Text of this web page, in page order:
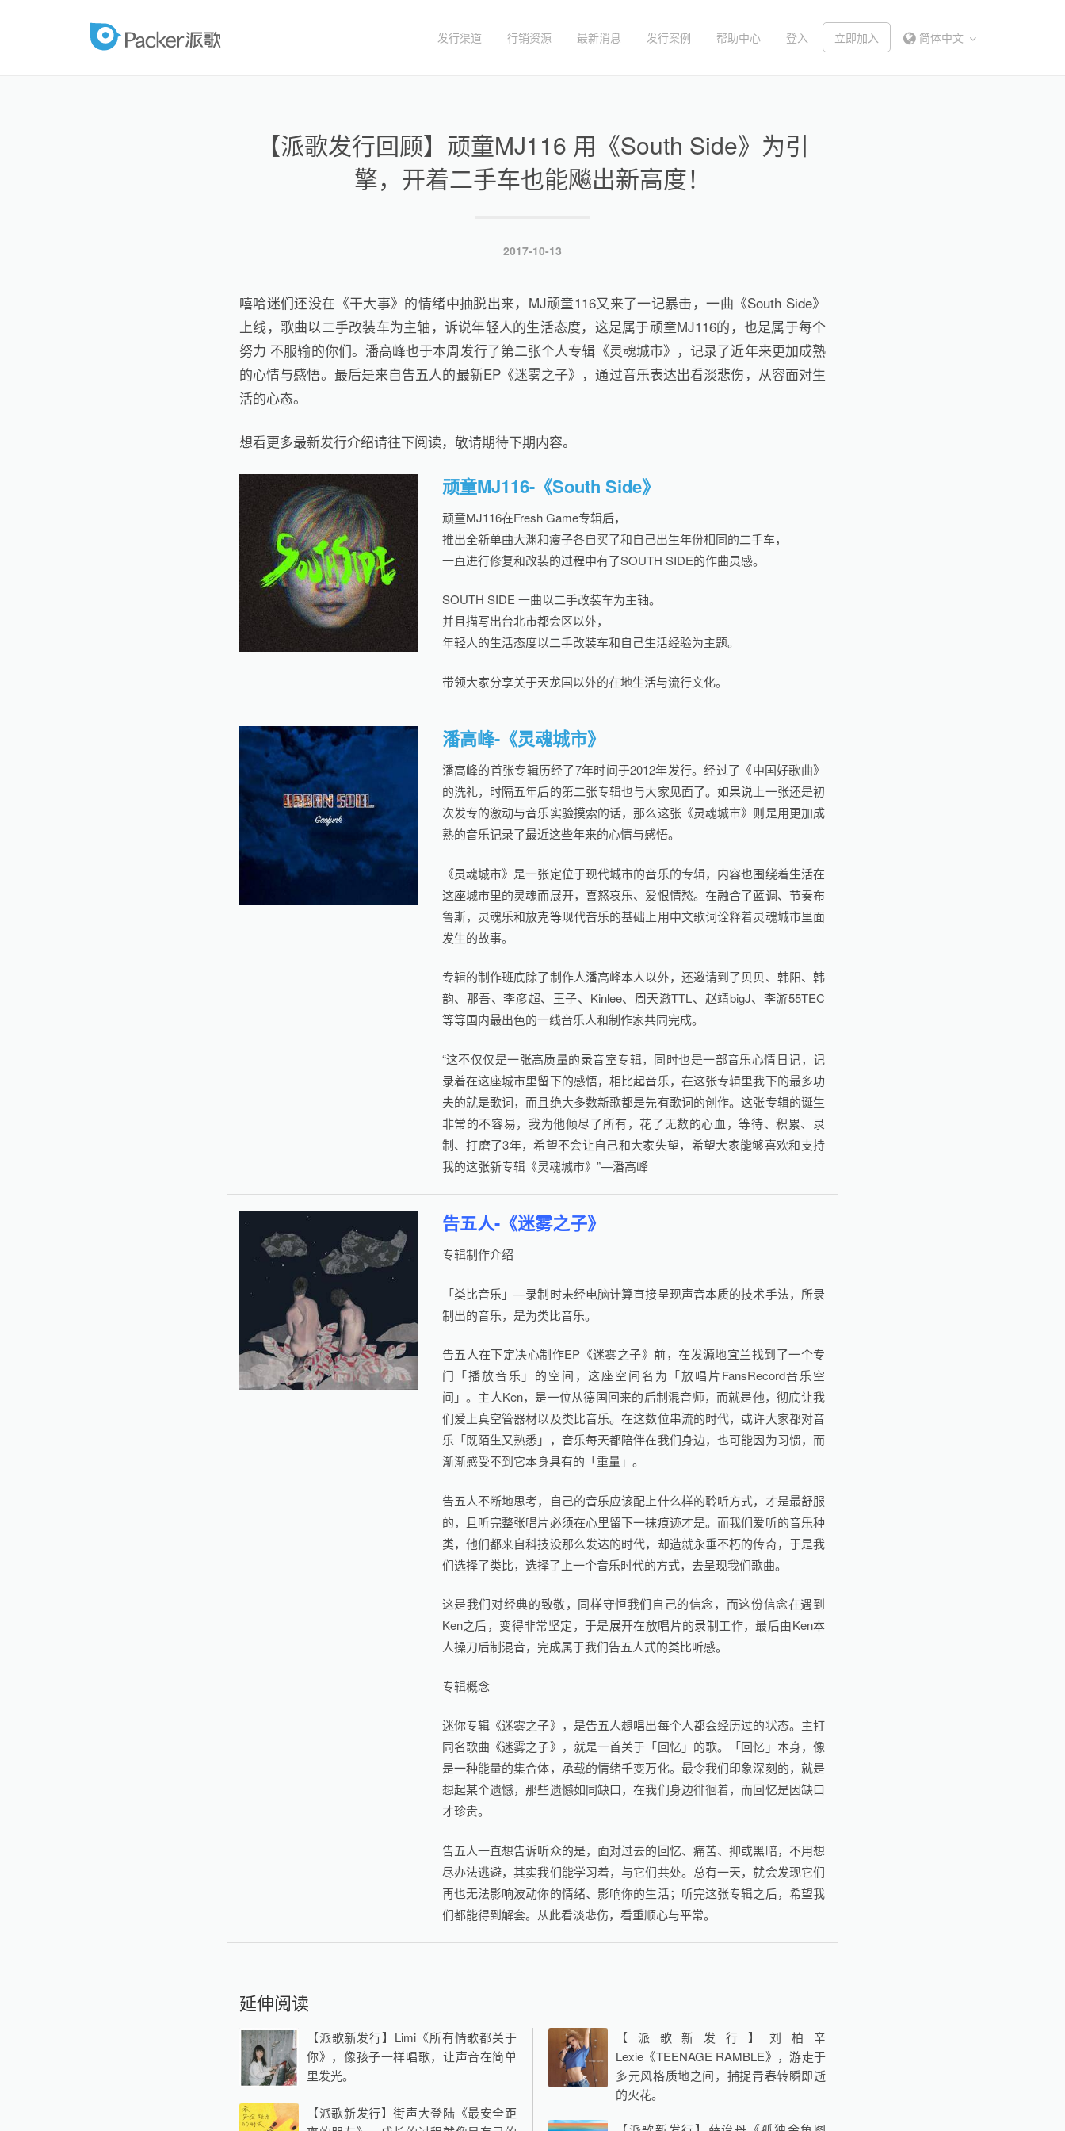
packer 发行渠道 行销资源 最新消息 发行案例 帮助中心 登入 立即加入 简体中文
【派歌发行回顾】顽童MJ116 用《South Side》为引
擎，开着二手车也能飚出新高度！
发
2017-10-13
嘻哈迷们还没在《干大事》的情绪中抽脱出来，MJ顽童116又来了一记暴击，一曲《South Side》
上线，歌曲以二手改装车为主轴，诉说年轻人的生活态度，这是属于顽童MJ116的，也是属于每个
努力 不服输的你们。潘高峰也于本周发行了第二张个人专辑《灵魂城市》，记录了近年来更加成熟
的心情与感悟。最后是来自告五人的最新EP《迷雾之子》，通过音乐表达出看淡悲伤，从容面对生
活的心态。
想看更多最新发行介绍请往下阅读，敬请期待下期内容。
顽童MJ116-《South Side》
顽童MJ116在Fresh Game专辑后，
推出全新单曲大渊和瘦子各自买了和自己出生年份相同的二手车，
一直进行修复和改装的过程中有了SOUTH SIDE的作曲灵感。
SOUTH SIDE 一曲以二手改装车为主轴。
并且描写出台北市都会区以外，
年轻人的生活态度以二手改装车和自己生活经验为主题。
带领大家分享关于天龙国以外的在地生活与流行文化。
潘高峰-《灵魂城市》
潘高峰的首张专辑历经了7年时间于2012年发行。经过了《中国好歌曲》
的洗礼，时隔五年后的第二张专辑也与大家见面了。如果说上一张还是初
次发专的激动与音乐实验摸索的话，那么这张《灵魂城市》则是用更加成
熟的音乐记录了最近这些年来的心情与感悟。
《灵魂城市》是一张定位于现代城市的音乐的专辑，内容也围绕着生活在
这座城市里的灵魂而展开，喜怒哀乐、爱恨情愁。在融合了蓝调、节奏布
鲁斯，灵魂乐和放克等现代音乐的基础上用中文歌词诠释着灵魂城市里面
发生的故事。
专辑的制作班底除了制作人潘高峰本人以外，还邀请到了贝贝、韩阳、韩
韵、那吾、李彦超、王子、Kinlee、周天澈TTL、赵靖bigJ、李游55TEC
等等国内最出色的一线音乐人和制作家共同完成。
“这不仅仅是一张高质量的录音室专辑，同时也是一部音乐心情日记，记
录着在这座城市里留下的感悟，相比起音乐，在这张专辑里我下的最多功
夫的就是歌词，而且绝大多数新歌都是先有歌词的创作。这张专辑的诞生
非常的不容易，我为他倾尽了所有，花了无数的心血，等待、积累、录
制、打磨了3年，希望不会让自己和大家失望，希望大家能够喜欢和支持
我的这张新专辑《灵魂城市》”—潘高峰
告五人-《迷雾之子》
专辑制作介绍
「类比音乐」—录制时未经电脑计算直接呈现声音本质的技术手法，所录
制出的音乐，是为类比音乐。
告五人在下定决心制作EP《迷雾之子》前，在发源地宜兰找到了一个专
门「播放音乐」的空间，这座空间名为「放唱片FansRecord音乐空
间」。主人Ken，是一位从德国回来的后制混音师，而就是他，彻底让我
们爱上真空管器材以及类比音乐。在这数位串流的时代，或许大家都对音
乐「既陌生又熟悉」，音乐每天都陪伴在我们身边，也可能因为习惯，而
渐渐感受不到它本身具有的「重量」。
告五人不断地思考，自己的音乐应该配上什么样的聆听方式，才是最舒服
的，且听完整张唱片必须在心里留下一抹痕迹才是。而我们爱听的音乐种
类，他们都来自科技没那么发达的时代，却造就永垂不朽的传奇，于是我
们选择了类比，选择了上一个音乐时代的方式，去呈现我们歌曲。
这是我们对经典的致敬，同样守恒我们自己的信念，而这份信念在遇到
Ken之后，变得非常坚定，于是展开在放唱片的录制工作，最后由Ken本
人操刀后制混音，完成属于我们告五人式的类比听感。
专辑概念
迷你专辑《迷雾之子》，是告五人想唱出每个人都会经历过的状态。主打
同名歌曲《迷雾之子》，就是一首关于「回忆」的歌。「回忆」本身，像
是一种能量的集合体，承载的情绪千变万化。最令我们印象深刻的，就是
想起某个遗憾，那些遗憾如同缺口，在我们身边徘徊着，而回忆是因缺口
才珍贵。
告五人一直想告诉听众的是，面对过去的回忆、痛苦、抑或黑暗，不用想
尽办法逃避，其实我们能学习着，与它们共处。总有一天，就会发现它们
再也无法影响波动你的情绪、影响你的生活；听完这张专辑之后，希望我
们都能得到解套。从此看淡悲伤，看重顺心与平常。
延伸阅读
【派歌新发行】Limi《所有情歌都关于
你》，像孩子一样唱歌，让声音在简单
里发光。
【派歌新发行】街声大登陆《最安全距
【派歌新发行】刘柏辛
Lexie《TEENAGE RAMBLE》，游走于
多元风格质地之间，捕捉青春转瞬即逝
的火花。